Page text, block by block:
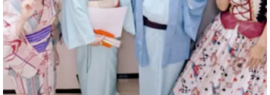
お疲れ様です
YouTubeを更新しました
https://youtu.be/9sHKhUQBmUE
@YouTube
#企業公式がお疲れ様を言い合う
#チャンネル登録おねがいします
#愛媛県